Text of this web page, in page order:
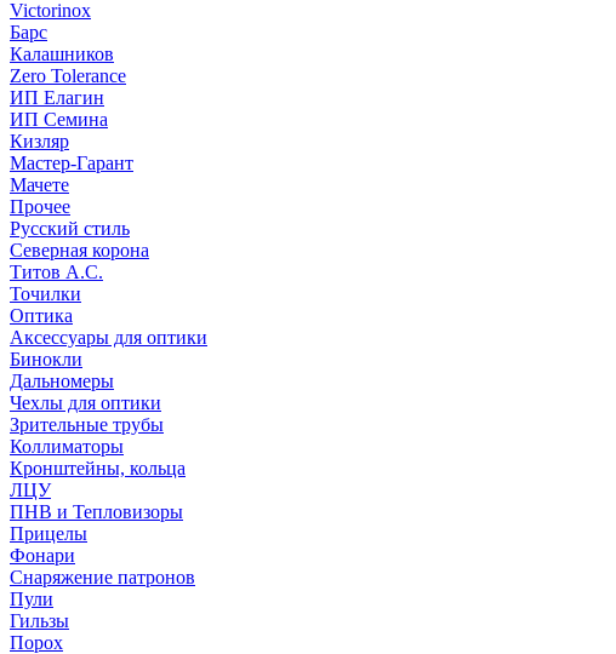
Victorinox
Барс
Калашников
Zero Tolerance
ИП Елагин
ИП Семина
Кизляр
Мастер-Гарант
Мачете
Прочее
Русский стиль
Северная корона
Титов А.С.
Точилки
Оптика
Аксессуары для оптики
Бинокли
Дальномеры
Чехлы для оптики
Зрительные трубы
Коллиматоры
Кронштейны, кольца
ЛЦУ
ПНВ и Тепловизоры
Прицелы
Фонари
Снаряжение патронов
Пули
Гильзы
Порох